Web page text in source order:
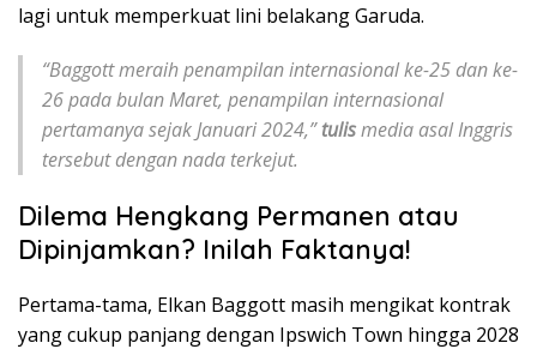
lagi untuk memperkuat lini belakang Garuda.
“Baggott meraih penampilan internasional ke-25 dan ke-
26 pada bulan Maret, penampilan internasional
pertamanya sejak Januari 2024,”tulismedia asal Inggris
tersebut dengan nada terkejut.
Dilema Hengkang Permanen atau
Dipinjamkan? Inilah Faktanya!
Pertama-tama, Elkan Baggott masih mengikat kontrak
yang cukup panjang dengan Ipswich Town hingga 2028